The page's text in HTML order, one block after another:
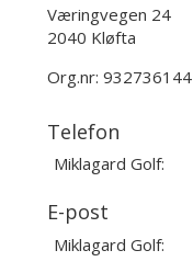
Væringvegen 24
2040 Kløfta
Org.nr: 932736144
Telefon
Miklagard Golf:
E-post
Miklagard Golf: